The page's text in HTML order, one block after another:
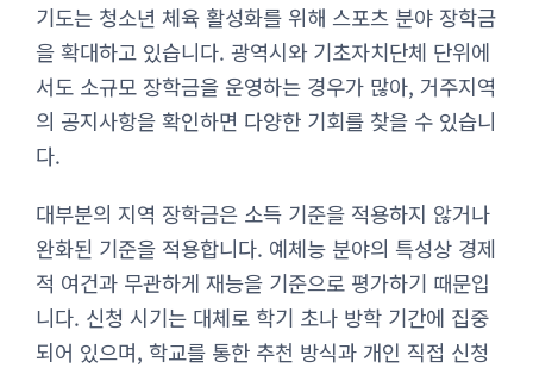
기도는 청소년 체육 활성화를 위해 스포츠 분야 장학금
을 확대하고 있습니다. 광역시와 기초자치단체 단위에
서도 소규모 장학금을 운영하는 경우가 많아, 거주지역
의 공지사항을 확인하면 다양한 기회를 찾을 수 있습니
다.
대부분의 지역 장학금은 소득 기준을 적용하지 않거나
완화된 기준을 적용합니다. 예체능 분야의 특성상 경제
적 여건과 무관하게 재능을 기준으로 평가하기 때문입
니다. 신청 시기는 대체로 학기 초나 방학 기간에 집중
되어 있으며, 학교를 통한 추천 방식과 개인 직접 신청